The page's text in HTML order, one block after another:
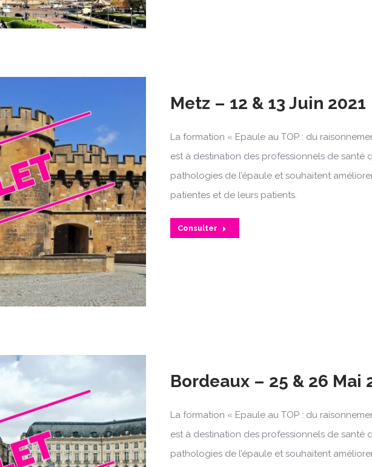
Metz – 12 & 13 Juin 2021
La formation « Epaule au TOP : du
est à destination des professionnels de santé
pathologies de l’épaule et souhaitent
patientes et de leurs patients.
Consulter
Bordeaux – 25 & 26 Mai
La formation « Epaule au TOP : du
est à destination des professionnels de santé
pathologies de l’épaule et souhaitent